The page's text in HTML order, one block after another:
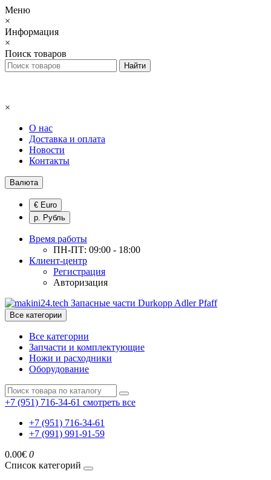
Меню
×
Информация
×
Поиск товаров
×
О нас
Доставка и оплата
Новости
Контакты
Валюта
€ Euro
р. Рубль
Время работы
ПН-ПТ: 09:00 - 18:00
Клиент-центр
Регистрация
Авторизация
Все категории
Все категории
Запчасти и комплектующие
Ножи и расходники
Оборудование
+7 (951) 716-34-61 смотреть все
+7 (951) 716-34-61
+7 (991) 991-91-59
0.00€ 0
Список категорий